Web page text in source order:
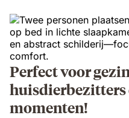
Perfect voor
momenten!